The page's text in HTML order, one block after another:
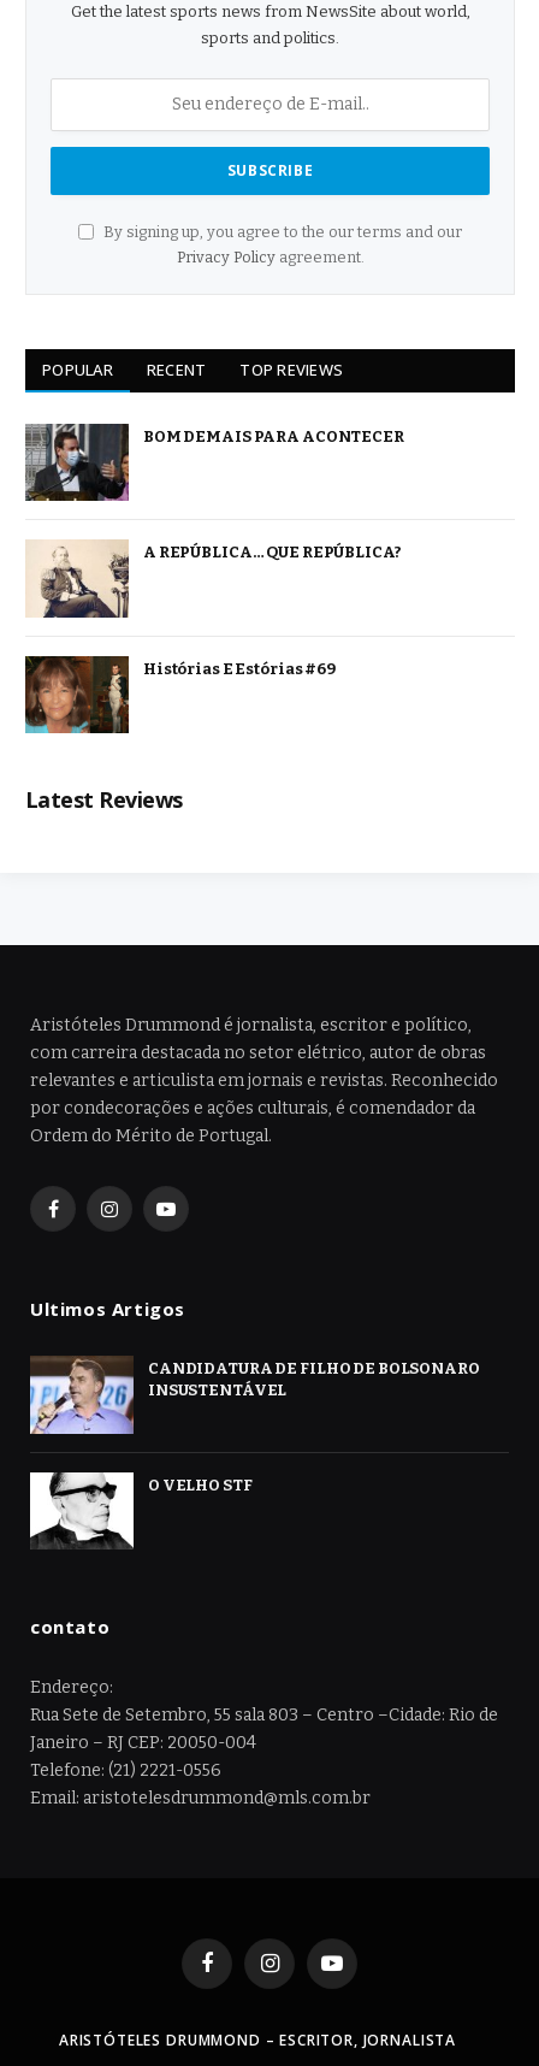
Get the latest sports news from NewsSite about world,
sports and politics.
By signing up, you agree to the our terms and our
Privacy Policyagreement.
POPULAR RECENT TOP REVIEWS
BOM DEMAIS PARA ACONTECER
A REPÚBLICA… QUE REPÚBLICA?
Histórias E Estórias #69
Latest Reviews
Aristóteles Drummond é jornalista, escritor e político,
com carreira destacada no setor elétrico, autor de obras
relevantes e articulista em jornais e revistas. Reconhecido
por condecorações e ações culturais, é comendador da
Ordem do Mérito de Portugal.
FacebookInstagramYouTube
Ultimos Artigos
CANDIDATURA DE FILHO DE BOLSONARO
INSUSTENTÁVEL
O VELHO STF
contato
Endereço:
Rua Sete de Setembro, 55 sala 803 – Centro –Cidade: Rio de
Janeiro – RJ CEP: 20050-004
Telefone: (21) 2221-0556
Email: aristotelesdrummond@mls.com.br
FacebookInstagramYouTube
ARISTÓTELES DRUMMOND – ESCRITOR, JORNALISTA